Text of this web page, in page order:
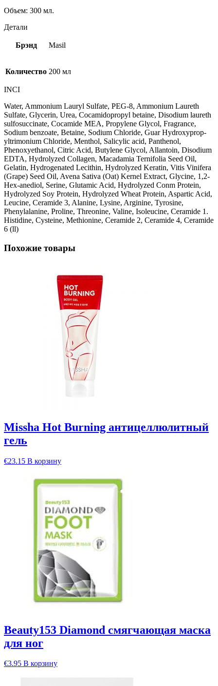
Объем: 300 мл.
Детали
Брэнд Masil
Количество 200 мл
INCI
Water, Ammonium Lauryl Sulfate, PEG-8, Ammonium Laureth
Sulfate, Glycerin, Urea, Cocamidopropyl betaine, Disodium laureth
sulfosuccinate, Cocamide MEA, Propylene Glycol, Fragrance,
Sodium benzoate, Betaine, Sodium Chloride, Guar Hydroxyprop-
yltrimonium Chloride, Menthol, Salicylic acid, Panthenol,
Phenoxyethanol, Citric Acid, Butylene Glycol, Allantoin, Disodium
EDTA, Hydrolyzed Collagen, Macadamia Ternifolia Seed Oil,
Gelatin, Hydrogenated Lecithin, Hydrolyzed Keratin, Vitis Vinifera
(Grape) Seed Oil, Avena Sativa (Oat) Kernel Extract, Glycine, 1,2-
Hex-anediol, Serine, Glutamic Acid, Hydrolyzed Conm Protein,
Hydrolyzed Soy Protein, Hydrolyzed Wheat Protein, Aspartic Acid,
Leucine, Ceramide 3, Alanine, Lysine, Arginine, Tyrosine,
Phenylalanine, Proline, Threonine, Valine, Isoleucine, Ceramide 1.
Histidine, Cysteine, Methionine, Ceramide 2, Ceramide 4, Ceramide
6 (ll)
Похожие товары
Missha Hot Burning антицеллюлитный
гель
€23.15 В корзину
Beauty153 Diamond смягчающая маска
для ног
€3.95 В корзину